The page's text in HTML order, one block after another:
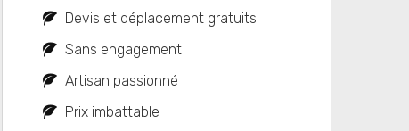
Devis et déplacement gratuits
Sans engagement
Artisan passionné
Prix imbattable